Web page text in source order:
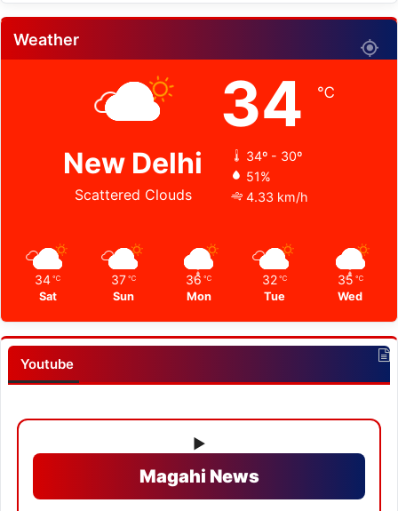
Weather
New Delhi
Scattered Clouds
34 ℃
34º - 30º
51%
4.33 km/h
34 ℃
Sat
37 ℃
Sun
36 ℃
Mon
32 ℃
Tue
35 ℃
Wed
Youtube
▶
Magahi News